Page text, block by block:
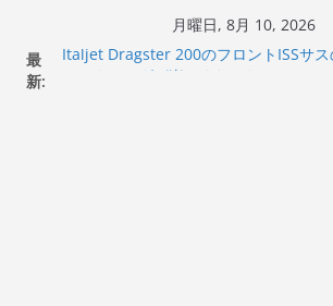
月曜日, 8月 10, 2026
最
新:
Italjet Dragster 200のフロントISSサス